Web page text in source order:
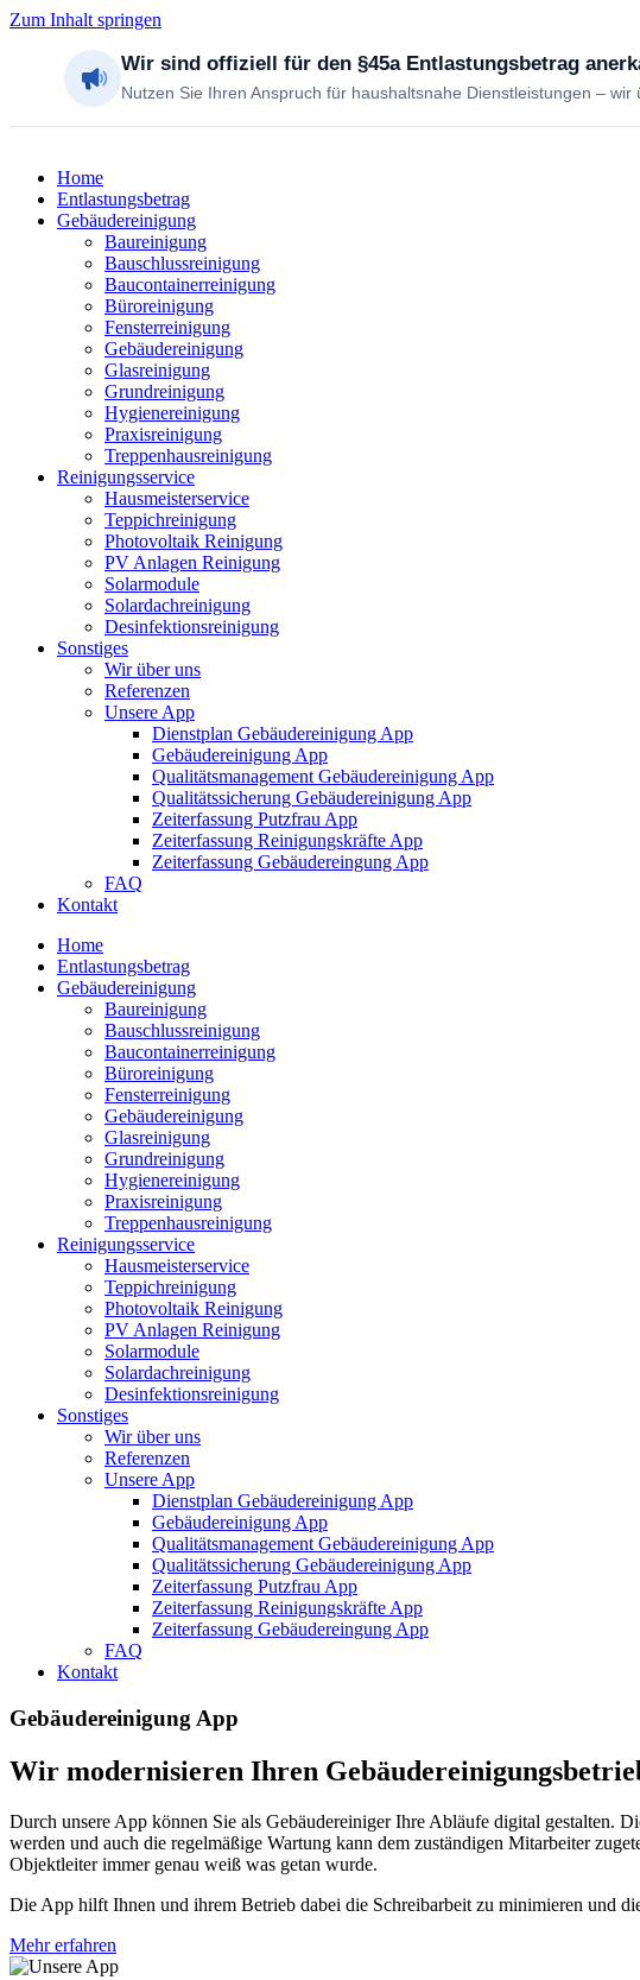
Zum Inhalt springen
Wir sind offiziell für den §45a Entlastungsbetrag
Nutzen Sie Ihren Anspruch für haushaltsnahe Dienstleistungen –
Home
Entlastungsbetrag
Gebäudereinigung
Baureinigung
Bauschlussreinigung
Baucontainerreinigung
Büroreinigung
Fensterreinigung
Gebäudereinigung
Glasreinigung
Grundreinigung
Hygienereinigung
Praxisreinigung
Treppenhausreinigung
Reinigungsservice
Hausmeisterservice
Teppichreinigung
Photovoltaik Reinigung
PV Anlagen Reinigung
Solarmodule
Solardachreinigung
Desinfektionsreinigung
Sonstiges
Wir über uns
Referenzen
Unsere App
Dienstplan Gebäudereinigung App
Gebäudereinigung App
Qualitätsmanagement Gebäudereinigung App
Qualitätssicherung Gebäudereinigung App
Zeiterfassung Putzfrau App
Zeiterfassung Reinigungskräfte App
Zeiterfassung Gebäudereingung App
FAQ
Kontakt
Home
Entlastungsbetrag
Gebäudereinigung
Baureinigung
Bauschlussreinigung
Baucontainerreinigung
Büroreinigung
Fensterreinigung
Gebäudereinigung
Glasreinigung
Grundreinigung
Hygienereinigung
Praxisreinigung
Treppenhausreinigung
Reinigungsservice
Hausmeisterservice
Teppichreinigung
Photovoltaik Reinigung
PV Anlagen Reinigung
Solarmodule
Solardachreinigung
Desinfektionsreinigung
Sonstiges
Wir über uns
Referenzen
Unsere App
Dienstplan Gebäudereinigung App
Gebäudereinigung App
Qualitätsmanagement Gebäudereinigung App
Qualitätssicherung Gebäudereinigung App
Zeiterfassung Putzfrau App
Zeiterfassung Reinigungskräfte App
Zeiterfassung Gebäudereingung App
FAQ
Kontakt
Gebäudereinigung App
Wir modernisieren Ihren
Durch unsere App können Sie als Gebäudereiniger Ihre Abläufe digital gestalten.
werden und auch die regelmäßige Wartung kann dem zuständigen Mitarbeiter
Objektleiter immer genau weiß was getan wurde.
Die App hilft Ihnen und ihrem Betrieb dabei die Schreibarbeit zu minimieren und
Mehr erfahren